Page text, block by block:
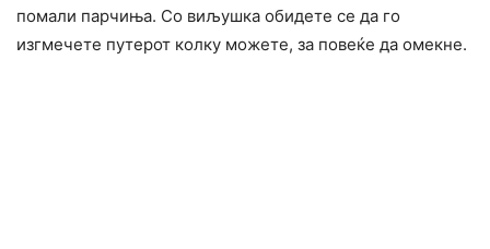
помали парчиња. Со виљушка обидете се да го
изгмечете путерот колку можете, за повеќе да омекне.